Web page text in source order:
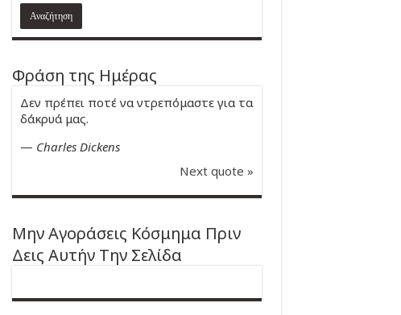
Φράση της Ημέρας
Δεν πρέπει ποτέ να ντρεπόμαστε για τα
δάκρυά μας.
— Charles Dickens
Next quote »
Μην Αγοράσεις Κόσμημα Πριν
Δεις Αυτήν Την Σελίδα